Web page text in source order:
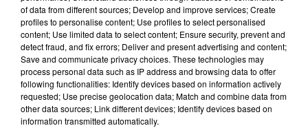
0:00 2 min 21 sec
5 novembre 2024 - 2 min 21 sec
05.11.2024 - LE TEMPS QU'ON PERD ... AVEC
of data from different sources; Develop and improve services; Create
profiles to personalise content; Use profiles to select personalised
content; Use limited data to select content; Ensure security, prevent and
detect fraud, and fix errors; Deliver and present advertising and content;
Save and communicate privacy choices. These technologies may
process personal data such as IP address and browsing data to offer
following functionalities: Identify devices based on information actively
requested; Use precise geolocation data; Match and combine data from
other data sources; Link different devices; Identify devices based on
information transmitted automatically.